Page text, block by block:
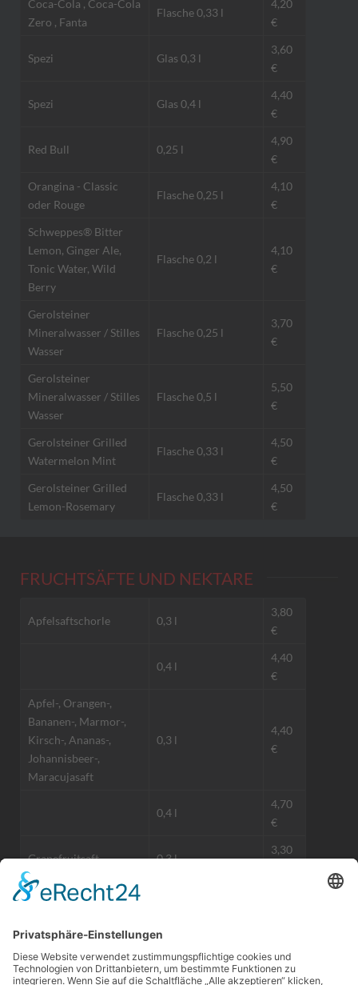
Coca-Cola , Coca-Cola
Zero , Fanta
Flasche 0,33 l
4,20
€
Spezi Glas 0,3 l
3,60
€
Spezi Glas 0,4 l
4,40
€
Red Bull 0,25 l
4,90
€
Orangina - Classic
oder Rouge
Flasche 0,25 l
4,10
€
Schweppes® Bitter
Lemon, Ginger Ale,
Tonic Water, Wild
Berry
Flasche 0,2 l
4,10
€
Gerolsteiner
Mineralwasser / Stilles
Wasser
Flasche 0,25 l
3,70
€
Gerolsteiner
Mineralwasser / Stilles
Wasser
Flasche 0,5 l
5,50
€
Gerolsteiner Grilled
Watermelon Mint
Flasche 0,33 l
4,50
€
Gerolsteiner Grilled
Lemon-Rosemary
Flasche 0,33 l
4,50
€
FRUCHTSÄFTE UND NEKTARE
Apfelsaftschorle 0,3 l
3,80
€
0,4 l
4,40
€
Apfel-, Orangen-,
Bananen-, Marmor-,
Kirsch-, Ananas-,
Johannisbeer-,
Maracujasaft
0,3 l
4,40
€
0,4 l
4,70
€
Grapefruitsaft 0,3 l
3,30
frisch gepresster
€